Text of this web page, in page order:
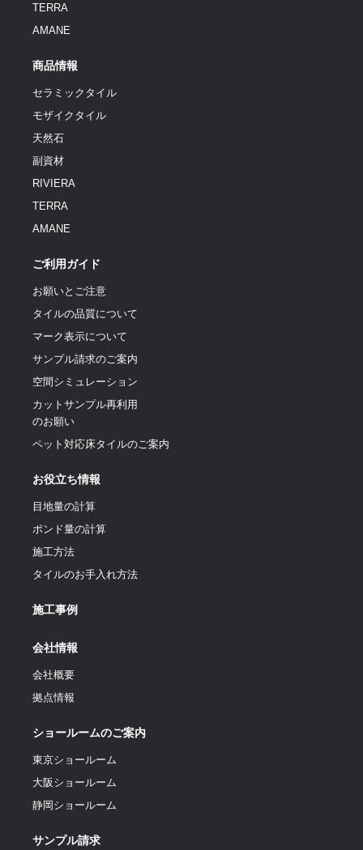
TERRA
AMANE
商品情報
セラミックタイル
モザイクタイル
天然石
副資材
RIVIERA
TERRA
AMANE
ご利用ガイド
お願いとご注意
タイルの品質について
マーク表示について
サンプル請求のご案内
空間シミュレーション
カットサンプル再利用
のお願い
ペット対応床タイルのご案内
お役立ち情報
目地量の計算
ポンド量の計算
施工方法
タイルのお手入れ方法
施工事例
会社情報
会社概要
拠点情報
ショールームのご案内
東京ショールーム
大阪ショールーム
静岡ショールーム
サンプル請求